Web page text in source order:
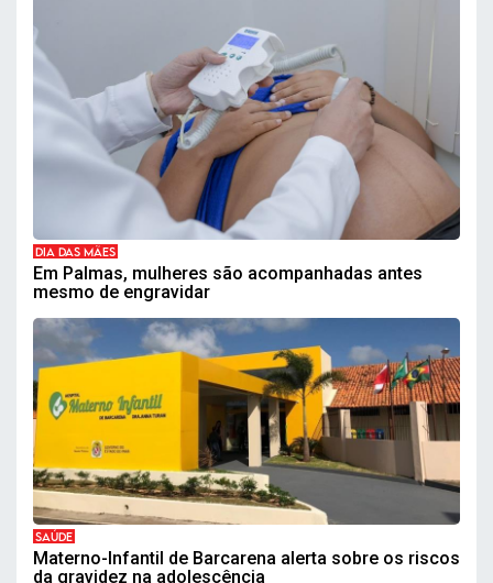
DIA DAS MÃES
Em Palmas, mulheres são acompanhadas antes
mesmo de engravidar
SAÚDE
Materno-Infantil de Barcarena alerta sobre os riscos
da gravidez na adolescência